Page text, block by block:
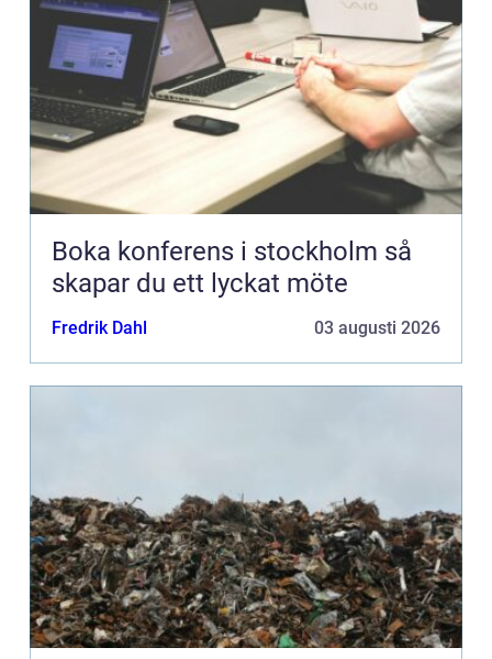
Boka konferens i stockholm så
skapar du ett lyckat möte
Fredrik Dahl 03 augusti 2026